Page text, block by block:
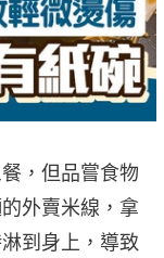
，但品嘗食物
外賣米線，拿
到身上，導致